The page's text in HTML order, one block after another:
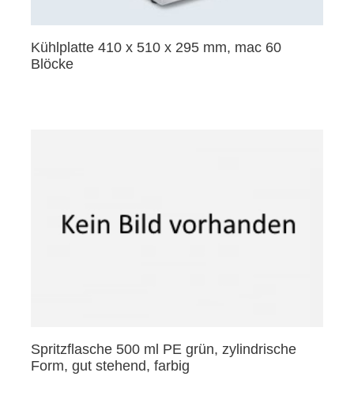
Kühlplatte 410 x 510 x 295 mm, mac 60
Blöcke
Spritzflasche 500 ml PE grün, zylindrische
Form, gut stehend, farbig